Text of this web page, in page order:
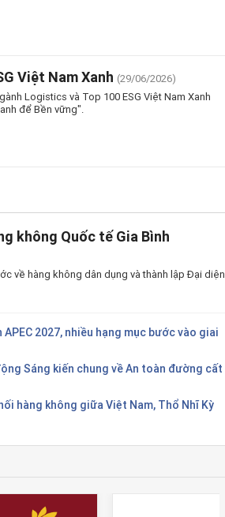
Việt Nam Xanh (29/06/2026)
Logistics và Top 100 ESG Việt Nam Xanh
để Bền vững".
không Quốc tế Gia Bình
về hàng không dân dụng và thành lập Đại diện
2027, nhiều hạng mục bước vào giai
Sáng kiến chung về An toàn đường cất
hàng không giữa Việt Nam, Thổ Nhĩ Kỳ